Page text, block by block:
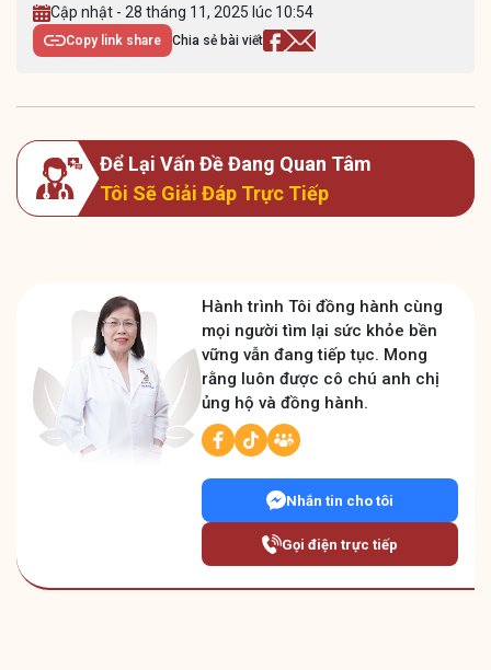
Cập nhật - 28 tháng 11, 2025 lúc 10:54
Copy link share Chia sẻ bài viết
Để Lại Vấn Đề Đang Quan Tâm
Tôi Sẽ Giải Đáp Trực Tiếp
Hành trình Tôi đồng hành cùng
mọi người tìm lại sức khỏe bền
vững vẫn đang tiếp tục. Mong
rằng luôn được cô chú anh chị
ủng hộ và đồng hành.
Nhắn tin cho tôi
Gọi điện trực tiếp